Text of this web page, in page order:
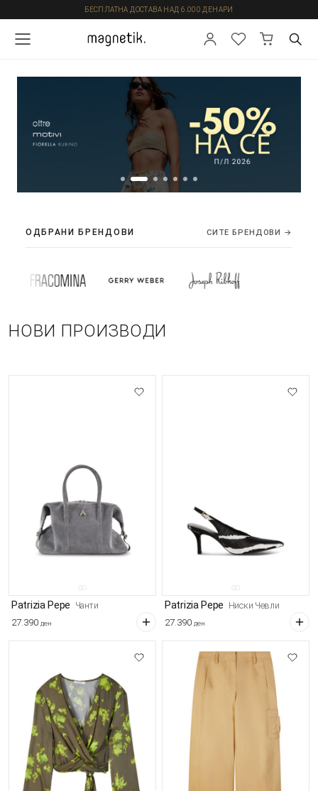
БЕСПЛАТНА ДОСТАВА НАД 6.000 ДЕНАРИ
ОДБРАНИ БРЕНДОВИ СИТЕ БРЕНДОВИ →
НОВИ ПРОИЗВОДИ
Patrizia Pepe Чанти
27.390 ден
Patrizia Pepe Ниски Чевли
27.390 ден